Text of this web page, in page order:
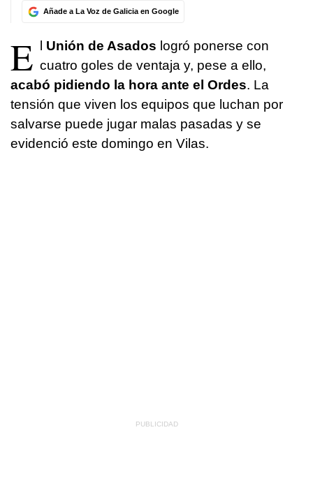
Añade a La Voz de Galicia en Google
E Unión de Asados logró ponerse con
cuatro goles de ventaja y, pese a ello,
acabó pidiendo la hora ante el Ordes. La
tensión que viven los equipos que luchan por
salvarse puede jugar malas pasadas y se
evidenció este domingo en Vilas.